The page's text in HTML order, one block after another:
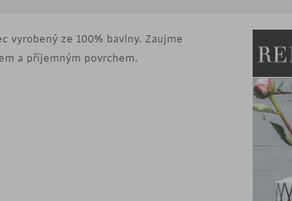
vyrobený ze 100% bavlny. Zaujme
a příjemným povrchem.